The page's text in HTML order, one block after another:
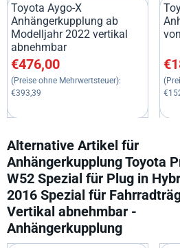
Toyota Aygo-X
Anhängerkupplung ab
Modelljahr 2022 vertikal
abnehmbar
Preis: 476,00, ohne MwSt.: 393,39
€476,00
(Preise ohne Mehrwertsteuer):
€393,39
Alternative Artikel für
Anhängerkupplung Toyota
W52 Spezial für Plug in
2016 Spezial für
Vertikal abnehmbar -
Anhängerkupplung